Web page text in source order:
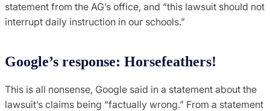
statement from the AG’s office, and “this lawsuit should not
interrupt daily instruction in our schools.”
Google’s response: Horsefeathers!
This is all nonsense, Google said in a statement about the
lawsuit’s claims being “factually wrong.” From a statement